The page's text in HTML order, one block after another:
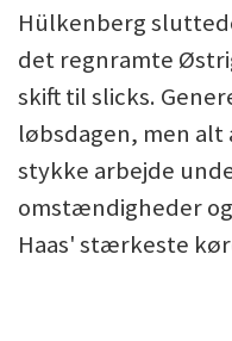
Hülkenberg
det regnramte
skift til slicks.
løbsdagen, men
stykke arbejde
omstændigheder
Haas' stærkeste